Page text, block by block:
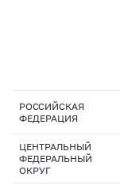
РОССИЙСКАЯ
ФЕДЕРАЦИЯ
ЦЕНТРАЛЬНЫЙ
ФЕДЕРАЛЬНЫЙ
ОКРУГ